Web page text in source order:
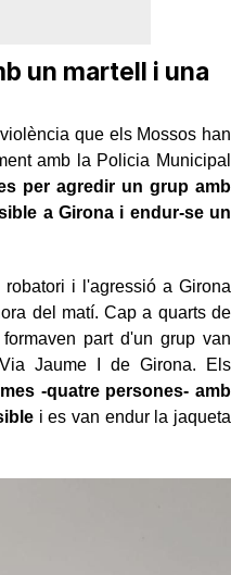
un martell i una
que els Mossos han
amb la Policia Municipal
per agredir un grup amb
a Girona i endur-se un
i l'agressió a Girona
del matí. Cap a quarts de
part d'un grup van
Jaume I de Girona. Els
-quatre persones- amb
i es van endur la jaqueta